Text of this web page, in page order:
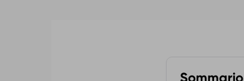
Sommario